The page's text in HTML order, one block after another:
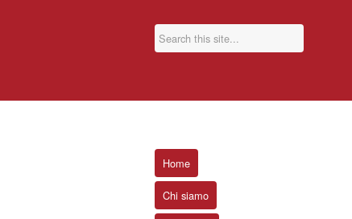
Home
Chi siamo